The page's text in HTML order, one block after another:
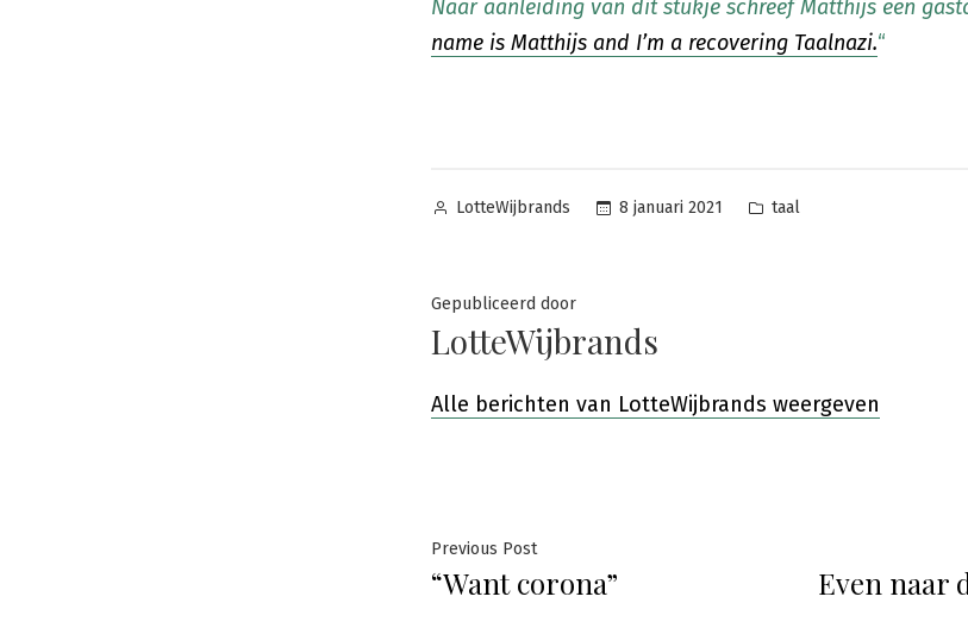
Naar aanleiding van dit stukje schreef Matthijs een
name is Matthijs and I’m a recovering Taalnazi.“
Posted
LotteWijbrands 8 januari 2021
Posted
taal
Gepubliceerd door
LotteWijbrands
Alle berichten van LotteWijbrands weergeven
Bericht
navigatie
Previous PostPrevious
post:
“Want corona”
Even naar